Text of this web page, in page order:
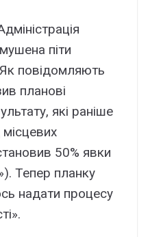
піти
повідомляють
планові
які раніше
50% явки
Тепер планку
надати процесу